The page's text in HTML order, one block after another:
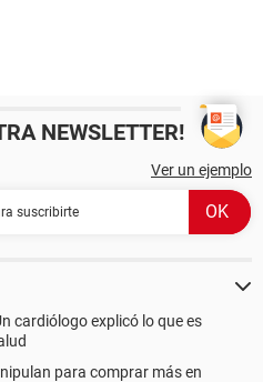
NEWSLETTER!
Ver un ejemplo
cardiólogo explicó lo que es
para comprar más en